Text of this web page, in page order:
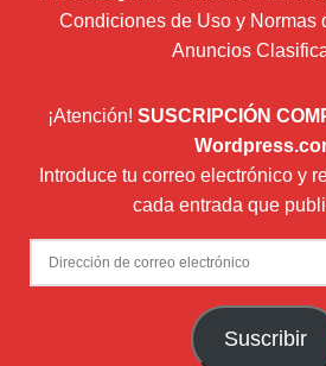
Condiciones de Uso y Normas
Anuncios
¡Atención! SUSCRIPCIÓN
Introduce tu correo electrónico y
cada entrada que
Dirección
de
Suscribir